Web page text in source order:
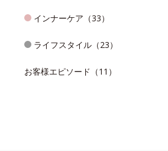
インナーケア（33）
ライフスタイル（23）
お客様エピソード（11）